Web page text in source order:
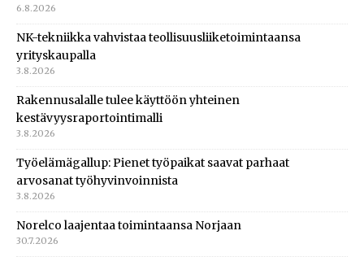
6.8.2026
NK-tekniikka vahvistaa teollisuusliiketoimintaansa
yrityskaupalla
3.8.2026
Rakennusalalle tulee käyttöön yhteinen
kestävyysraportointimalli
3.8.2026
Työelämägallup: Pienet työpaikat saavat parhaat
arvosanat työhyvinvoinnista
3.8.2026
Norelco laajentaa toimintaansa Norjaan
30.7.2026